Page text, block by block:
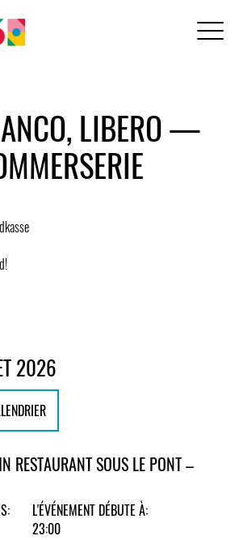
LIBERO —
2026
RESTAURANT SOUS LE PONT –
L'ÉVÉNEMENT DÉBUTE À:
23:00